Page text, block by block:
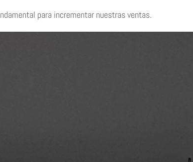
para incrementar nuestras ventas.